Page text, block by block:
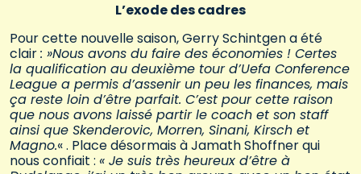
L’exode des cadres
Pour cette nouvelle saison, Gerry Schintgen a été
clair: »Nous avons du faire des économies ! Certes
la qualification au deuxième tour d’Uefa Conference
League a permis d’assenir un peu les finances, mais
ça reste loin d’être parfait. C’est pour cette raison
que nous avons laissé partir le coach et son staff
ainsi que Skenderovic, Morren, Sinani, Kirsch et
Magno.« . Place désormais à Jamath Shoffner qui
nous confiait : « Je suis très heureux d’être à